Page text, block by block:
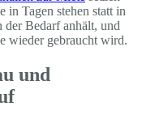
in Tagen stehen statt in
der Bedarf anhält, und
wieder gebraucht wird.
und